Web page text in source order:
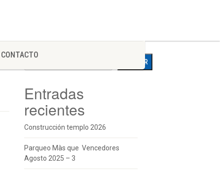
CONTACTO
BUSCAR
Entradas
recientes
Construcción templo 2026
Parqueo Màs que Vencedores
Agosto 2025 – 3